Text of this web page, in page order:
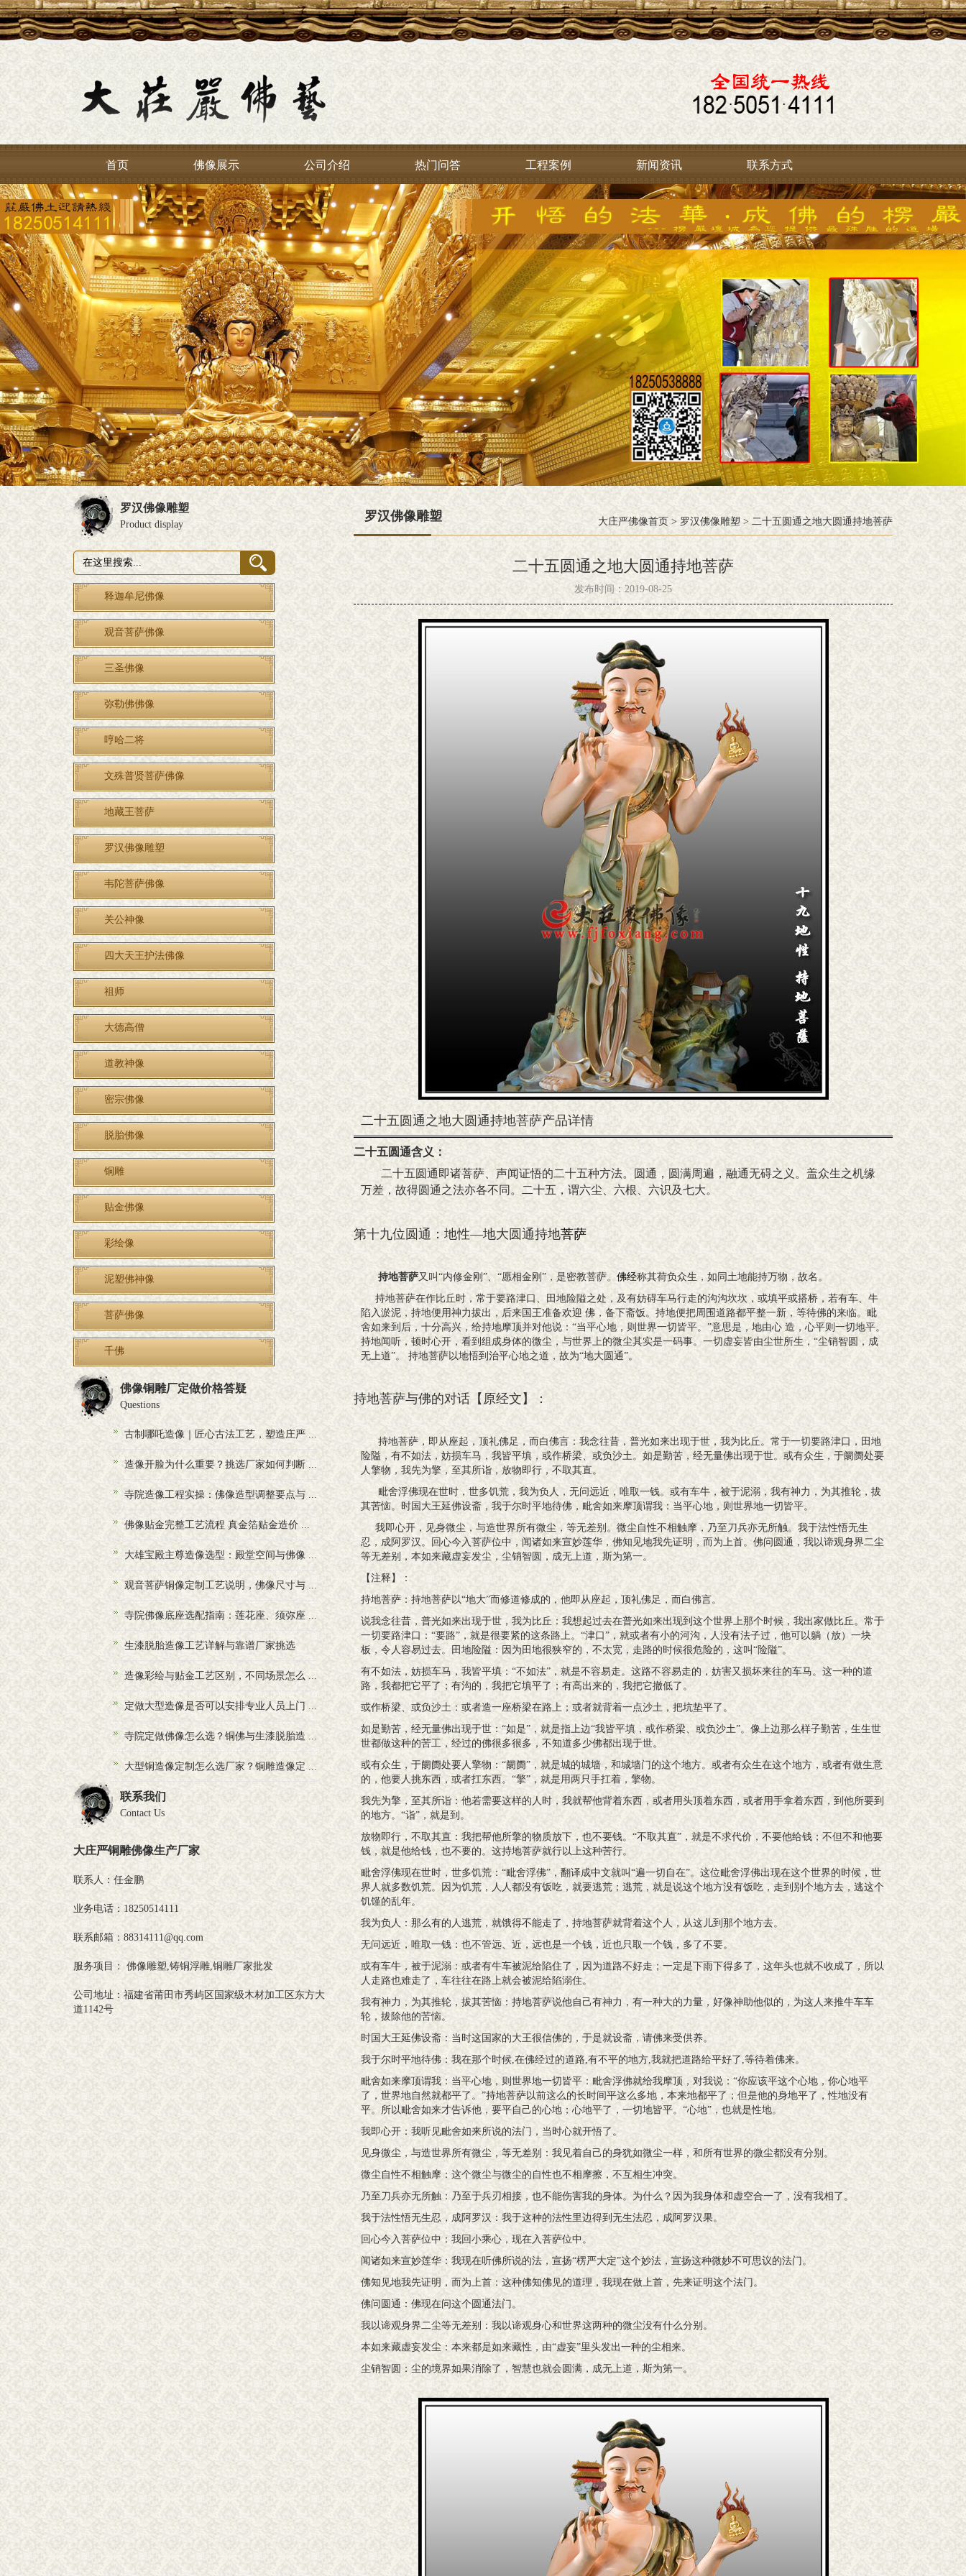
首页 佛像展示 公司介绍 热门问答 工程案例 新闻资讯 联系方式
罗汉佛像雕塑
Product display
释迦牟尼佛像
观音菩萨佛像
三圣佛像
弥勒佛佛像
哼哈二将
文殊普贤菩萨佛像
地藏王菩萨
罗汉佛像雕塑
韦陀菩萨佛像
关公神像
四大天王护法佛像
祖师
大德高僧
道教神像
密宗佛像
脱胎佛像
铜雕
贴金佛像
彩绘像
泥塑佛神像
菩萨佛像
千佛
佛像铜雕厂定做价格答疑
Questions
古制哪吒造像｜匠心古法工艺，塑造庄严 ...
造像开脸为什么重要？挑选厂家如何判断 ...
寺院造像工程实操：佛像造型调整要点与 ...
佛像贴金完整工艺流程 真金箔贴金造价 ...
大雄宝殿主尊造像选型：殿堂空间与佛像 ...
观音菩萨铜像定制工艺说明，佛像尺寸与 ...
寺院佛像底座选配指南：莲花座、须弥座 ...
生漆脱胎造像工艺详解与靠谱厂家挑选
造像彩绘与贴金工艺区别，不同场景怎么 ...
定做大型造像是否可以安排专业人员上门 ...
寺院定做佛像怎么选？铜佛与生漆脱胎造 ...
大型铜造像定制怎么选厂家？铜雕造像定 ...
联系我们
Contact Us
大庄严铜雕佛像生产厂家
联系人：任金鹏
业务电话：18250514111
联系邮箱：88314111@qq.com
服务项目： 佛像雕塑,铸铜浮雕,铜雕厂家批发
公司地址：福建省莆田市秀屿区国家级木材加工区东方大
道1142号
罗汉佛像雕塑 大庄严佛像首页 > 罗汉佛像雕塑 >二十五圆通之地大圆通持地菩萨
二十五圆通之地大圆通持地菩萨
发布时间：2019-08-25
二十五圆通之地大圆通持地菩萨产品详情
二十五圆通含义：
二十五圆通即诸菩萨、声闻证悟的二十五种方法。圆通，圆满周遍，融通无碍之义。盖众生之机缘
万差，故得圆通之法亦各不同。二十五，谓六尘、六根、六识及七大。
第十九位圆通：地性—地大圆通持地菩萨
持地菩萨又叫“内修金刚”、“愿相金刚”，是密教菩萨。 佛经称其荷负众生，如同土地能持万物，故名。
持地菩萨在作比丘时，常于要路津口、田地险隘之处，及有妨碍车马行走的沟沟坎坎，或填平或搭桥，若有车、牛
陷入淤泥，持地便用神力拔出，后来国王准备欢迎 佛，备下斋饭。持地便把周围道路都平整一新，等待佛的来临。毗
舍如来到后，十分高兴，给持地摩顶并对他说：“当平心地，则世界一切皆平。”意思是，地由心 造，心平则一切地平。
持地闻听，顿时心开，看到组成身体的微尘，与世界上的微尘其实是一码事。一切虚妄皆由尘世所生，“尘销智圆，成
无上道”。 持地菩萨以地悟到治平心地之道，故为“地大圆通”。
持地菩萨与佛的对话【原经文】：
持地菩萨，即从座起，顶礼佛足，而白佛言：我念往昔，普光如来出现于世，我为比丘。常于一切要路津口，田地
险隘，有不如法，妨损车马，我皆平填，或作桥梁、或负沙土。如是勤苦，经无量佛出现于世。或有众生，于阛阓处要
人擎物，我先为擎，至其所诣，放物即行，不取其直。
毗舍浮佛现在世时，世多饥荒，我为负人，无问远近，唯取一钱。或有车牛，被于泥溺，我有神力，为其推轮，拔
其苦恼。时国大王延佛设斋，我于尔时平地待佛，毗舍如来摩顶谓我：当平心地，则世界地一切皆平。
我即心开，见身微尘，与造世界所有微尘，等无差别。微尘自性不相触摩，乃至刀兵亦无所触。我于法性悟无生
忍，成阿罗汉。回心今入菩萨位中，闻诸如来宣妙莲华，佛知见地我先证明，而为上首。佛问圆通，我以谛观身界二尘
等无差别，本如来藏虚妄发尘，尘销智圆，成无上道，斯为第一。
【注释】：
持地菩萨：持地菩萨以“地大”而修道修成的，他即从座起，顶礼佛足，而白佛言。
说我念往昔，普光如来出现于世，我为比丘：我想起过去在普光如来出现到这个世界上那个时候，我出家做比丘。常于
一切要路津口：“要路”，就是很要紧的这条路上。“津口”，就或者有小的河沟，人没有法子过，他可以躺（放）一块
板，令人容易过去。田地险隘：因为田地很狭窄的，不太宽，走路的时候很危险的，这叫“险隘”。
有不如法，妨损车马，我皆平填：“不如法”，就是不容易走。这路不容易走的，妨害又损坏来往的车马。这一种的道
路，我都把它平了；有沟的，我把它填平了；有高出来的，我把它撤低了。
或作桥梁、或负沙土：或者造一座桥梁在路上；或者就背着一点沙土，把坑垫平了。
如是勤苦，经无量佛出现于世：“如是”，就是指上边“我皆平填，或作桥梁、或负沙土”。像上边那么样子勤苦，生生世
世都做这种的苦工，经过的佛很多很多，不知道多少佛都出现于世。
或有众生，于阛阓处要人擎物：“阛阓”，就是城的城墙，和城墙门的这个地方。或者有众生在这个地方，或者有做生意
的，他要人挑东西，或者扛东西。“擎”，就是用两只手扛着，擎物。
我先为擎，至其所诣：他若需要这样的人时，我就帮他背着东西，或者用头顶着东西，或者用手拿着东西，到他所要到
的地方。“诣”，就是到。
放物即行，不取其直：我把帮他所擎的物质放下，也不要钱。“不取其直”，就是不求代价，不要他给钱；不但不和他要
钱，就是他给钱，也不要的。这持地菩萨就行以上这种苦行。
毗舍浮佛现在世时，世多饥荒：“毗舍浮佛”，翻译成中文就叫“遍一切自在”。这位毗舍浮佛出现在这个世界的时候，世
界人就多数饥荒。因为饥荒，人人都没有饭吃，就要逃荒；逃荒，就是说这个地方没有饭吃，走到别个地方去，逃这个
饥馑的乱年。
我为负人：那么有的人逃荒，就饿得不能走了，持地菩萨就背着这个人，从这儿到那个地方去。
无问远近，唯取一钱：也不管远、近，远也是一个钱，近也只取一个钱，多了不要。
或有车牛，被于泥溺：或者有牛车被泥给陷住了，因为道路不好走；一定是下雨下得多了，这年头也就不收成了，所以
人走路也难走了，车往往在路上就会被泥给陷溺住。
我有神力，为其推轮，拔其苦恼：持地菩萨说他自己有神力，有一种大的力量，好像神助他似的，为这人来推牛车车
轮，拔除他的苦恼。
时国大王延佛设斋：当时这国家的大王很信佛的，于是就设斋，请佛来受供养。
我于尔时平地待佛：我在那个时候,在佛经过的道路,有不平的地方,我就把道路给平好了,等待着佛来。
毗舍如来摩顶谓我：当平心地，则世界地一切皆平：毗舍浮佛就给我摩顶，对我说：“你应该平这个心地，你心地平
了，世界地自然就都平了。”持地菩萨以前这么的长时间平这么多地，本来地都平了；但是他的身地平了，性地没有
平。所以毗舍如来才告诉他，要平自己的心地；心地平了，一切地皆平。“心地”，也就是性地。
我即心开：我听见毗舍如来所说的法门，当时心就开悟了。
见身微尘，与造世界所有微尘，等无差别：我见着自己的身犹如微尘一样，和所有世界的微尘都没有分别。
微尘自性不相触摩：这个微尘与微尘的自性也不相摩擦，不互相生冲突。
乃至刀兵亦无所触：乃至于兵刃相接，也不能伤害我的身体。为什么？因为我身体和虚空合一了，没有我相了。
我于法性悟无生忍，成阿罗汉：我于这种的法性里边得到无生法忍，成阿罗汉果。
回心今入菩萨位中：我回小乘心，现在入菩萨位中。
闻诸如来宣妙莲华：我现在听佛所说的法，宣扬“楞严大定”这个妙法，宣扬这种微妙不可思议的法门。
佛知见地我先证明，而为上首：这种佛知佛见的道理，我现在做上首，先来证明这个法门。
佛问圆通：佛现在问这个圆通法门。
我以谛观身界二尘等无差别：我以谛观身心和世界这两种的微尘没有什么分别。
本如来藏虚妄发尘：本来都是如来藏性，由“虚妄”里头发出一种的尘相来。
尘销智圆：尘的境界如果消除了，智慧也就会圆满，成无上道，斯为第一。